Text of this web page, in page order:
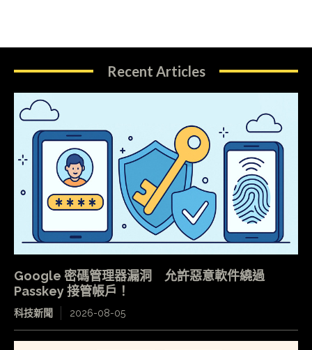
Recent Articles
Google 密碼管理器漏洞 允許惡意軟件繞過
Passkey 接管帳戶！
科技新聞 2026-08-05